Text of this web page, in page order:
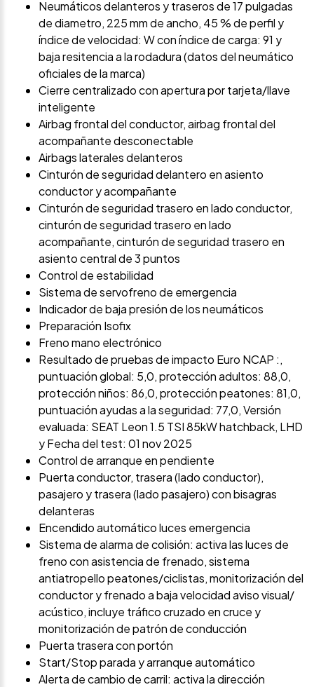
Neumáticos delanteros y traseros de 17 pulgadas
de diametro, 225 mm de ancho, 45 % de perfil y
índice de velocidad: W con índice de carga: 91 y
baja resitencia a la rodadura (datos del neumático
oficiales de la marca)
Cierre centralizado con apertura por tarjeta/llave
inteligente
Airbag frontal del conductor, airbag frontal del
acompañante desconectable
Airbags laterales delanteros
Cinturón de seguridad delantero en asiento
conductor y acompañante
Cinturón de seguridad trasero en lado conductor,
cinturón de seguridad trasero en lado
acompañante, cinturón de seguridad trasero en
asiento central de 3 puntos
Control de estabilidad
Sistema de servofreno de emergencia
Indicador de baja presión de los neumáticos
Preparación Isofix
Freno mano electrónico
Resultado de pruebas de impacto Euro NCAP :,
puntuación global: 5,0, protección adultos: 88,0,
protección niños: 86,0, protección peatones: 81,0,
puntuación ayudas a la seguridad: 77,0, Versión
evaluada: SEAT Leon 1.5 TSI 85kW hatchback, LHD
y Fecha del test: 01 nov 2025
Control de arranque en pendiente
Puerta conductor, trasera (lado conductor),
pasajero y trasera (lado pasajero) con bisagras
delanteras
Encendido automático luces emergencia
Sistema de alarma de colisión: activa las luces de
freno con asistencia de frenado, sistema
antiatropello peatones/ciclistas, monitorización del
conductor y frenado a baja velocidad aviso visual/
acústico, incluye tráfico cruzado en cruce y
monitorización de patrón de conducción
Puerta trasera con portón
Start/Stop parada y arranque automático
Alerta de cambio de carril: activa la dirección